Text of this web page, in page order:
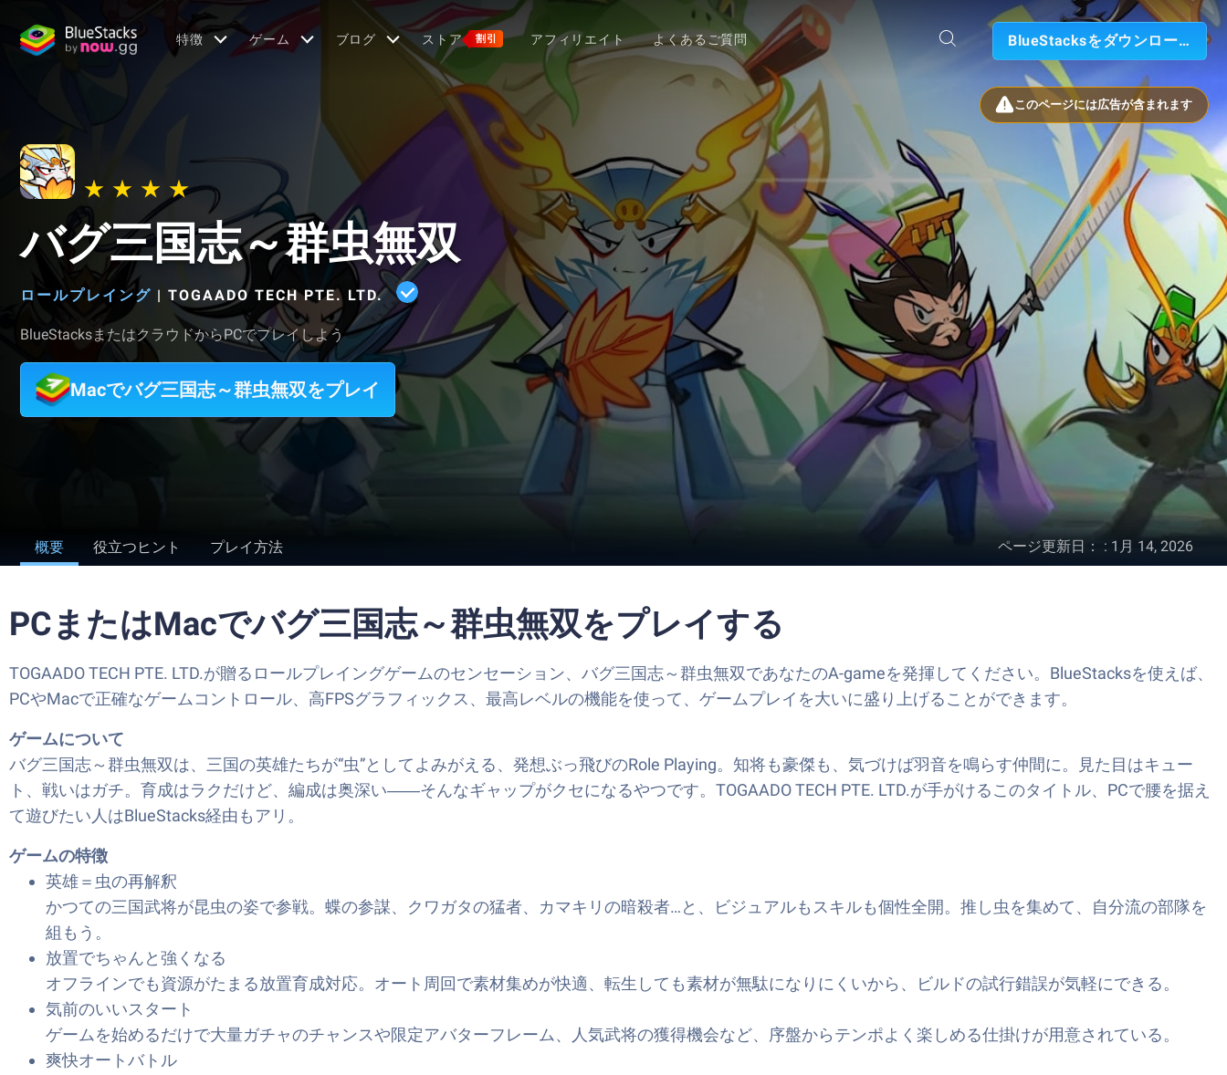
特徴 ゲーム ブログ ストア 割引 アフィリエイト よくあるご質問 BlueStacksをダウンロード
このページには広告が含まれます
バグ三国志～群虫無双
ロールプレイング | TOGAADO TECH PTE. LTD.
BlueStacksまたはクラウドからPCでプレイしよう
Macでバグ三国志～群虫無双をプレイ
概要 役立つヒント プレイ方法 ページ更新日： : 1月 14, 2026
PCまたはMacでバグ三国志～群虫無双をプレイする
TOGAADO TECH PTE. LTD.が贈るロールプレイングゲームのセンセーション、バグ三国志～群虫無双であなたのA-gameを発揮してください。BlueStacksを使えば、
PCやMacで正確なゲームコントロール、高FPSグラフィックス、最高レベルの機能を使って、ゲームプレイを大いに盛り上げることができます。
ゲームについて
バグ三国志～群虫無双は、三国の英雄たちが“虫”としてよみがえる、発想ぶっ飛びのRole Playing。知将も豪傑も、気づけば羽音を鳴らす仲間に。見た目はキュー
ト、戦いはガチ。育成はラクだけど、編成は奥深い――そんなギャップがクセになるやつです。TOGAADO TECH PTE. LTD.が手がけるこのタイトル、PCで腰を据え
て遊びたい人はBlueStacks経由もアリ。
ゲームの特徴
英雄＝虫の再解釈
かつての三国武将が昆虫の姿で参戦。蝶の参謀、クワガタの猛者、カマキリの暗殺者…と、ビジュアルもスキルも個性全開。推し虫を集めて、自分流の部隊を
組もう。
放置でちゃんと強くなる
オフラインでも資源がたまる放置育成対応。オート周回で素材集めが快適、転生しても素材が無駄になりにくいから、ビルドの試行錯誤が気軽にできる。
気前のいいスタート
ゲームを始めるだけで大量ガチャのチャンスや限定アバターフレーム、人気武将の獲得機会など、序盤からテンポよく楽しめる仕掛けが用意されている。
爽快オートバトル